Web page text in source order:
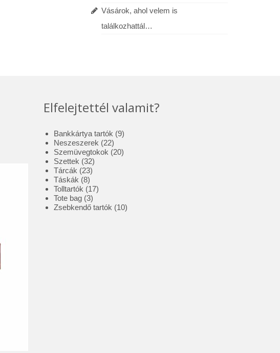
Vásárok, ahol velem is
találkozhattál…
Elfelejtettél valamit?
Bankkártya tartók 99
Neszeszerek 2222
termék
Szemüvegtokok 2020
Szettek 3232
termék
Tárcák 2323
termék
Táskák 88
termék
Tolltartók 1717
Tote bag 33
termék
Zsebkendő tartók 1010